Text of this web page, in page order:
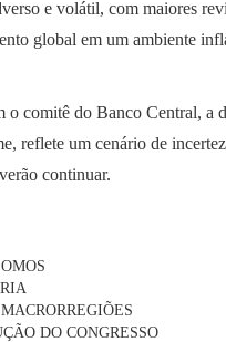
e volátil, com maiores
global em um ambiente
o comitê do Banco Central, a
reflete um cenário de
continuar.
DO CONGRESSO